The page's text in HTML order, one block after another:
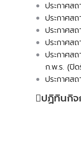
ประกาศส
ประกาศส
ประกาศส
ประกาศส
ประกาศส
ก.พ.ร. (ปิ
ประกาศส
ปฏิทินกิจ